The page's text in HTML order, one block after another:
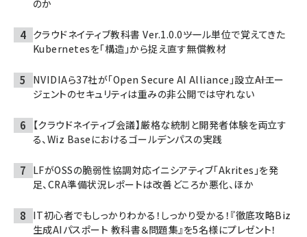
のか
クラウドネイティブ教科書 Ver.1.0.0――ツール単位で覚えてきた
Kubernetesを「構造」から捉え直す無償教材
NVIDIAら37社が「Open Secure AI Alliance」設立――AIエー
ジェントのセキュリティは重みの非公開では守れない
【クラウドネイティブ会議】厳格な統制と開発者体験を両立す
る、Wiz Baseにおけるゴールデンパスの実践
LFがOSSの脆弱性協調対応イニシアティブ「Akrites」を発
足、CRA準備状況レポートは改善どころか悪化、ほか
IT初心者でもしっかりわかる！しっかり受かる！『徹底攻略Biz
生成AIパスポート 教科書＆問題集』を5名様にプレゼント！